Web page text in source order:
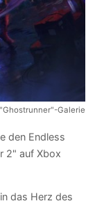
Galerie
den Endless
2" auf Xbox
das Herz des